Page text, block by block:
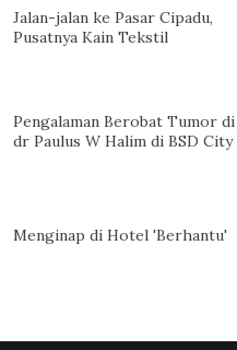
Jalan-jalan ke Pasar Cipadu,
Pusatnya Kain Tekstil
Pengalaman Berobat Tumor di
dr Paulus W Halim di BSD City
Menginap di Hotel 'Berhantu'